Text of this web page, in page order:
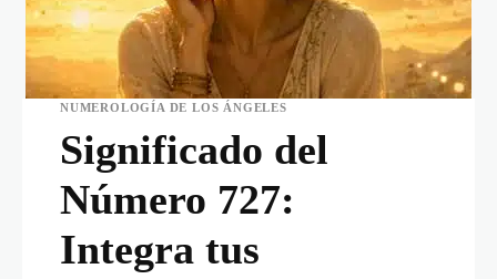
NUMEROLOGÍA DE LOS ÁNGELES
Significado del
Número 727:
Integra tus